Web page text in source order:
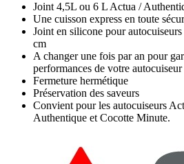
Joint 4,5L ou 6 L Actua /
Une cuisson express en toute
Joint en silicone pour
cm
A changer une fois par an pour
performances de votre autocuiseur
Fermeture hermétique
Préservation des saveurs
Convient pour les autocuiseurs
Authentique et Cocotte Minute.